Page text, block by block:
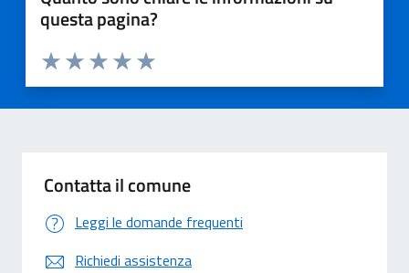
questa pagina?
Valuta 5 stelle su 5
Valuta 4 stelle su 5
Valuta 3 stelle su 5
Valuta 2 stelle su 5
Valuta 1 stelle su 5
Contatta il comune
Leggi le domande frequenti
Richiedi assistenza